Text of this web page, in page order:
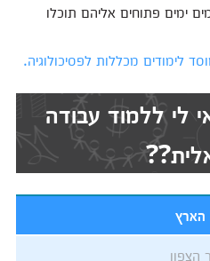
ימים פתוחים אליהם תוכלו
לימודים מכללות לפסיכולוגיה.
לי ללמוד עבודה
הארץ
הצפון